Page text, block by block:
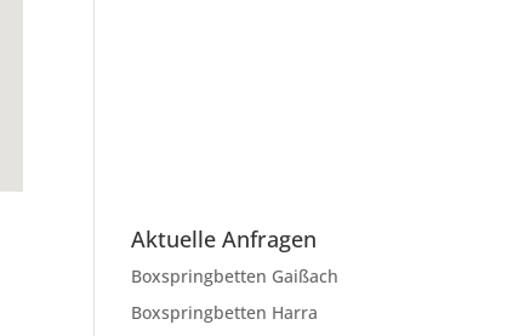
Aktuelle Anfragen
Boxspringbetten Gaißach
Boxspringbetten Harra